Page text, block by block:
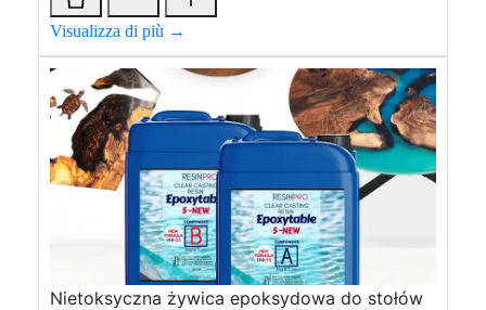
Visualizza di più →
Nietoksyczna żywica epoksydowa do stołów